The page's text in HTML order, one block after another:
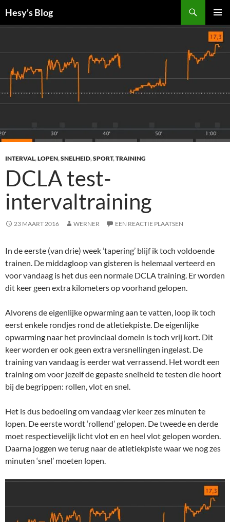
naar
de
Hesy's Blog
MENU
INTERVAL,LOPEN,SNELHEID,SPORT,TRAINING
DCLA test-
intervaltraining
23 MAART 2016 WERNER EEN REACTIE PLAATSEN
In de eerste (van drie) week ’tapering’ blijf ik toch voldoende
trainen. De middagloop van gisteren is helemaal verteerd en
voor vandaag is het dus een normale DCLA training. Er worden
dit keer geen extra kilometers op voorhand gelopen.
Alvorens de eigenlijke opwarming aan te vatten, loop ik toch
eerst enkele rondjes rond de atletiekpiste. De eigenlijke
opwarming naar het provinciaal domein is toch vrij kort. Dit
keer worden er ook geen extra versnellingen ingelast. De
training van vandaag is eerder wat verrassend. Het wordt een
training om voor jezelf de gepaste snelheid te testen die hoort
bij de begrippen: rollen, vlot en snel.
Het is dus bedoeling om vandaag vier keer zes minuten te
lopen. De eerste wordt ‘rollend’ gelopen. De tweede en derde
moet respectievelijk licht vlot en en heel vlot gelopen worden.
Daarna joggen we terug naar de atletiekpiste waar we nog zes
minuten ‘snel’ moeten lopen.